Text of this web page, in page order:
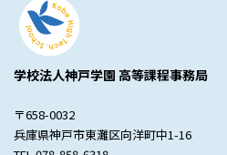
学校法人神戸学園 高等課程事務局
〒658-0032
兵庫県神戸市東灘区向洋町中1-16